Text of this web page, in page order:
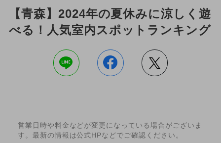
【青森】2024年の夏休みに涼しく遊
べる！人気室内スポットランキング
営業日時や料金などが変更になっている場合がございま
す。最新の情報は公式HPなどでご確認ください。